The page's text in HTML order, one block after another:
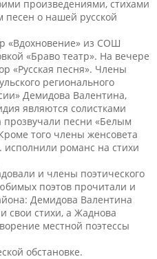
произведениями, стихами
о нашей русской
«Вдохновение» из СОШ
«Браво театр». На вечере
«Русская песня». Члены
регионального
Демидова Валентина,
являются солистками
прозвучали песни «Белым
того члены женсовета
романс на стихи
и члены поэтического
поэтов прочитали и
Демидова Валентина
свои стихи, а Жаднова
местной поэтессы
обстановке.